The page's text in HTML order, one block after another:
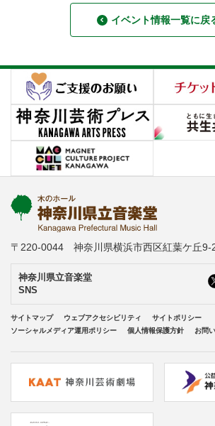
イベント情報一覧に戻
〒220-0044 神奈川県横浜市西区紅葉ケ丘9-
神奈川県立音楽堂
SNS
サイトマップ ウェブアクセシビリティ
サイトポリシー
ソーシャルメディア運用ポリシー
個人情報保護方針 お問